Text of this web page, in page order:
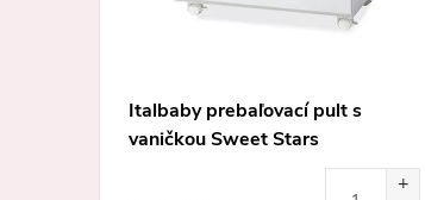
Italbaby prebaľovací pult s
vaničkou Sweet Stars